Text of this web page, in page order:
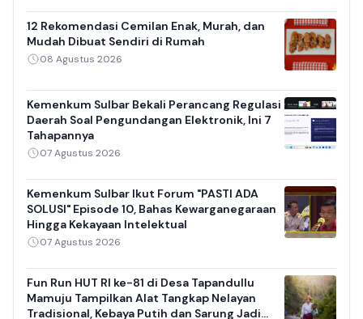
12 Rekomendasi Cemilan Enak, Murah, dan
Mudah Dibuat Sendiri di Rumah
08 Agustus 2026
Kemenkum Sulbar Bekali Perancang Regulasi
Daerah Soal Pengundangan Elektronik, Ini 7
Tahapannya
07 Agustus 2026
Kemenkum Sulbar Ikut Forum "PASTI ADA
SOLUSI" Episode 10, Bahas Kewarganegaraan
Hingga Kekayaan Intelektual
07 Agustus 2026
Fun Run HUT RI ke-81 di Desa Tapandullu
Mamuju Tampilkan Alat Tangkap Nelayan
Tradisional, Kebaya Putih dan Sarung Jadi